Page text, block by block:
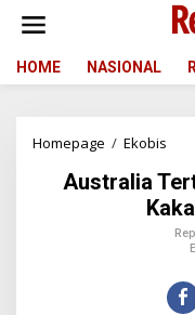
t
HOME NASIONAL
Homepage / Ekobis
s
t
r
a
a
Australia